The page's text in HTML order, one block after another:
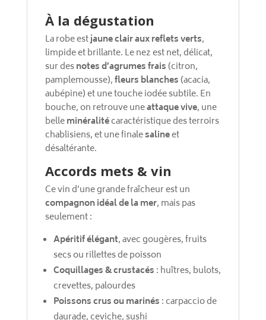
À la dégustation
La robe estjaune clair aux reflets verts,
limpide et brillante. Le nez est net, délicat,
sur desnotes d’agrumes frais(citron,
pamplemousse),fleurs blanches(acacia,
aubépine) et une touche iodée subtile. En
bouche, on retrouve uneattaque vive, une
belleminéralitécaractéristique des terroirs
chablisiens, et une finalesalineet
désaltérante.
Accords mets & vin
Ce vin d’une grande fraîcheur est un
compagnon idéal de la mer, mais pas
seulement :
Apéritif élégant, avec gougères, fruits
secs ou rillettes de poisson
Coquillages & crustacés : huîtres, bulots,
crevettes, palourdes
Poissons crus ou marinés : carpaccio de